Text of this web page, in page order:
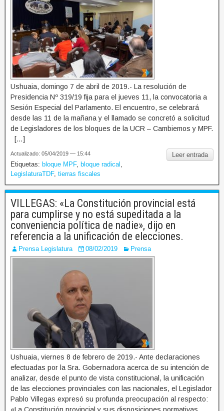
Ushuaia, domingo 7 de abril de 2019.- La resolución de
Presidencia Nº 319/19 fija para el jueves 11, la convocatoria a
Sesión Especial del Parlamento. El encuentro, se celebrará
desde las 11 de la mañana y el llamado se concretó a solicitud
de Legisladores de los bloques de la UCR – Cambiemos y MPF.
[…]
Leer entrada
Actualizado: 05/04/2019 — 15:44
Etiquetas: bloque MPF, bloque radical
LegislaturaTDF, tierras fiscales
VILLEGAS: «La Constitución provincial está
para cumplirse y no está supeditada a la
conveniencia política de nadie», dijo en
referencia a la unificación de elecciones.
Prensa Legislatura 08/02/2019 Prensa
Ushuaia, viernes 8 de febrero de 2019.- Ante declaraciones
efectuadas por la Sra. Gobernadora acerca de su intención de
analizar, desde el punto de vista constitucional, la unificación
de las elecciones provinciales con las nacionales, el Legislador
Pablo Villegas expresó su profunda preocupación al respecto: